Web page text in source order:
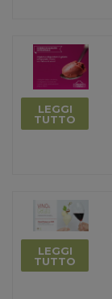
LEGGI
TUTTO
LEGGI
TUTTO